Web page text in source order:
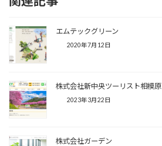
エムテックグリーン
2020年7月12日
株式会社新中央ツーリスト相模原
2023年3月22日
株式会社ガーデン